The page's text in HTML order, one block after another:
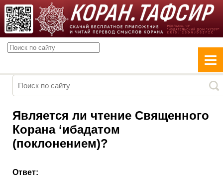
Является ли чтение Священного
Корана ‘ибадатом
(поклонением)?
Ответ: